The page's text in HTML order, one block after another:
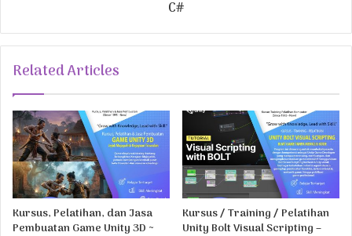
C#
Related Articles
Kursus, Pelatihan, dan Jasa
Pembuatan Game Unity 3D ~
Kursus / Training / Pelatihan
Unity Bolt Visual Scripting –